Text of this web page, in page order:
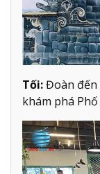
Tối:Đoàn đến
khám phá